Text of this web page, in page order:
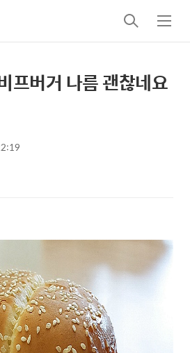
검
색
메
뉴
프버거 나름 괜찮네요